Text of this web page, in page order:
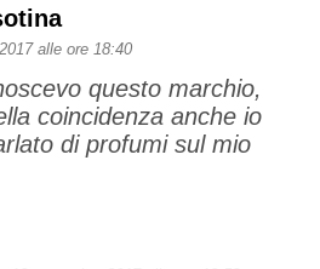
alle ore 18:40
questo marchio,
coincidenza anche io
di profumi sul mio